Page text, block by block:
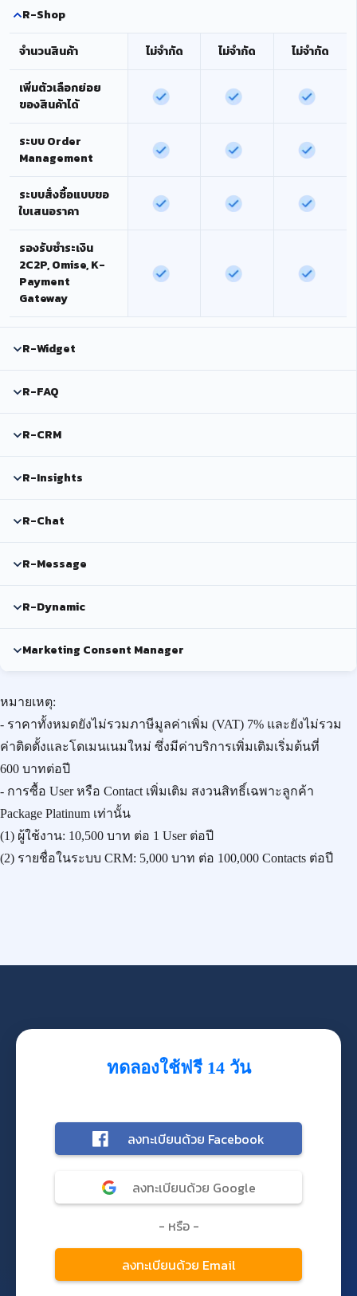
R-Shop
จำนวนสินค้า ไม่จำกัด ไม่จำกัด ไม่จำกัด
เพิ่มตัวเลือกย่อย
ของสินค้าได้
ระบบ Order
Management
ระบบสั่งซื้อแบบขอ
ใบเสนอราคา
รองรับชำระเงิน
2C2P, Omise, K-
Payment
Gateway
R-Widget
R-FAQ
R-CRM
R-Insights
R-Chat
R-Message
R-Dynamic
Marketing Consent Manager
หมายเหตุ:
- ราคาทั้งหมดยังไม่รวมภาษีมูลค่าเพิ่ม (VAT) 7% และยังไม่รวม
ค่าติดตั้งและโดเมนเนมใหม่ ซึ่งมีค่าบริการเพิ่มเติมเริ่มต้นที่
600 บาทต่อปี
- การซื้อ User หรือ Contact เพิ่มเติม สงวนสิทธิ์เฉพาะลูกค้า
Package Platinum เท่านั้น
(1) ผู้ใช้งาน: 10,500 บาท ต่อ 1 User ต่อปี
(2) รายชื่อในระบบ CRM: 5,000 บาท ต่อ 100,000 Contacts ต่อปี
ทดลองใช้ฟรี 14 วัน